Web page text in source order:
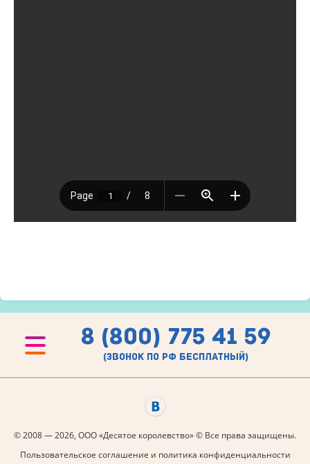
8 (800) 775 41 59
(звонок по рф бесплатный)
© 2008 — 2026, ООО «Десятое королевство» © Все права защищены.
Пользовательское соглашение и политика конфиденциальности